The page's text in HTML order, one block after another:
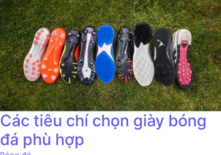
Các tiêu chí chọn giày bóng
đá phù hợp